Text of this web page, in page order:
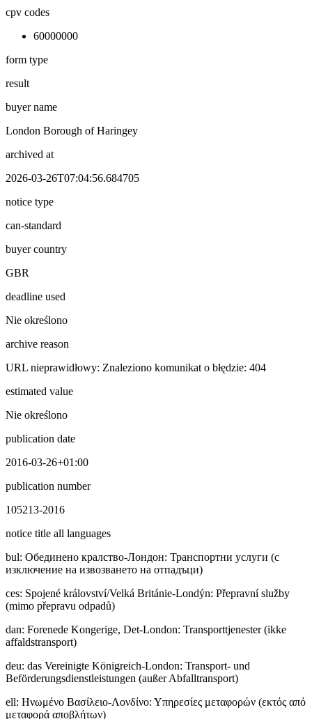
cpv codes
60000000
form type
result
buyer name
London Borough of Haringey
archived at
2026-03-26T07:04:56.684705
notice type
can-standard
buyer country
GBR
deadline used
Nie określono
archive reason
URL nieprawidłowy: Znaleziono komunikat o błędzie: 404
estimated value
Nie określono
publication date
2016-03-26+01:00
publication number
105213-2016
notice title all languages
bul: Обединено кралство-Лондон: Транспортни услуги (с
изключение на извозването на отпадъци)
ces: Spojené království/Velká Británie-Londýn: Přepravní služby
(mimo přepravu odpadů)
dan: Forenede Kongerige, Det-London: Transporttjenester (ikke
affaldstransport)
deu: das Vereinigte Königreich-London: Transport- und
Beförderungsdienstleistungen (außer Abfalltransport)
ell: Ηνωμένο Βασίλειο-Λονδίνο: Υπηρεσίες μεταφορών (εκτός από
μεταφορά αποβλήτων)